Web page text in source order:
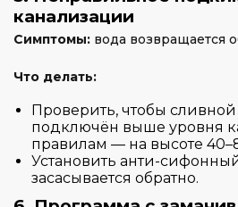
канализации
Симптомы: вода возвращается
Что делать:
Проверить, чтобы
подключён выше уровня
правилам — на высоте
Установить анти-
засасывается обратно.